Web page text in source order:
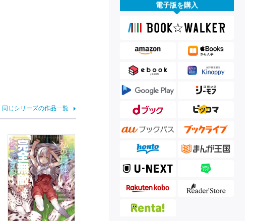
同じシリーズの作品一覧
電子版を購入